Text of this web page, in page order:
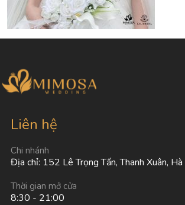
Liên hệ
Chi nhánh
Địa chỉ: 152 Lê Trọng Tấn, Thanh Xuân,
Thời gian mở cửa
8:30 - 21:00